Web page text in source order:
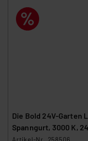
Die Bold 24V-Garten
Spanngurt, 3000 K,
Artikel-Nr. 258506